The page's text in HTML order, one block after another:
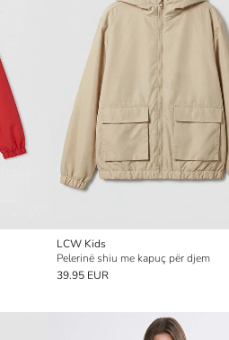
LCW Kids
Pelerinë shiu me kapuç për djem
39.95 EUR